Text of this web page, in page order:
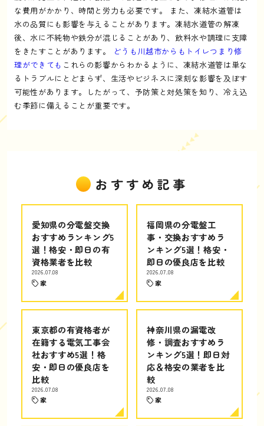
な費用がかかり、時間と労力も必要です。 また、凍結水道管は
水の品質にも影響を与えることがあります。凍結水道管の解凍
後、水に不純物や鉄分が混じることがあり、飲料水や調理に支障
をきたすことがあります。
どうも川越市からもトイレつまり修
理ができても これらの影響からわかるように、凍結水道管は単な
るトラブルにとどまらず、生活やビジネスに深刻な影響を及ぼす
可能性があります。したがって、予防策と対処策を知り、冷え込
む季節に備えることが重要です。
おすすめ記事
愛知県の分電盤交換
おすすめランキング5
選！格安・即日の有
資格業者を比較
2026.07.08
家
福岡県の分電盤工
事・交換おすすめラ
ンキング5選！格安・
即日の優良店を比較
2026.07.08
家
東京都の有資格者が
在籍する電気工事会
社おすすめ5選！格
安・即日の優良店を
比較
2026.07.08
家
神奈川県の漏電改
修・調査おすすめラ
ンキング5選！即日対
応＆格安の業者を比
較
2026.07.08
家